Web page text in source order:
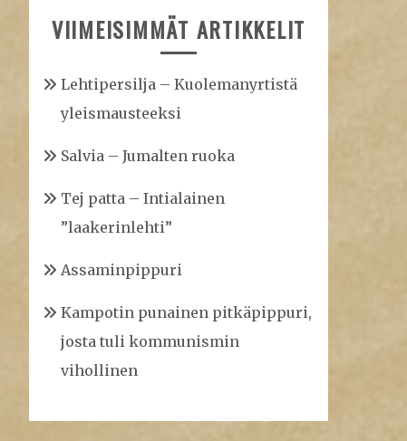
VIIMEISIMMÄT ARTIKKELIT
Lehtipersilja – Kuolemanyrtistä
yleismausteeksi
Salvia – Jumalten ruoka
Tej patta – Intialainen
”laakerinlehti”
Assaminpippuri
Kampotin punainen pitkäpippuri,
josta tuli kommunismin
vihollinen